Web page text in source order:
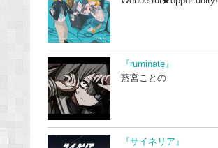
『ruminate』
藍宮ことの
『サイネリア』